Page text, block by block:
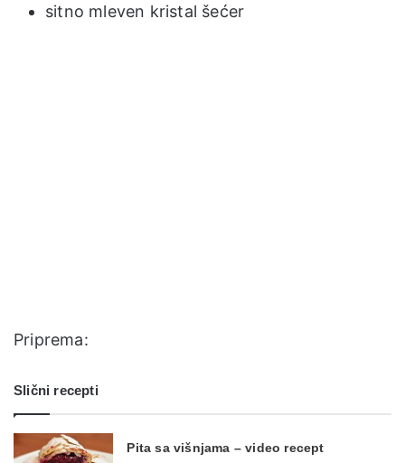
sitno mleven kristal šećer
Priprema:
Slični recepti
Pita sa višnjama – video recept